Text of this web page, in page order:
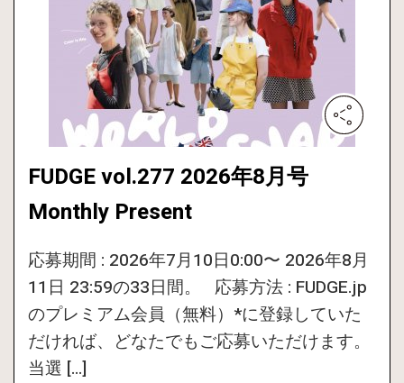
FUDGE vol.277 2026年8月号
Monthly Present
応募期間 : 2026年7月10日0:00〜 2026年8月
11日 23:59の33日間。 応募方法 : FUDGE.jp
のプレミアム会員（無料）*に登録していた
だければ、どなたでもご応募いただけます。
当選 […]